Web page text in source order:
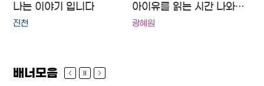
나는 이야기 입니다
진천
아이유를 읽는 시간 나와 너는 음악으로 하나가 된다
광혜원
배너모음